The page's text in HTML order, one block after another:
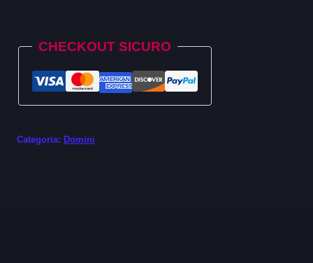
CHECKOUT SICURO
Categoria: Domini